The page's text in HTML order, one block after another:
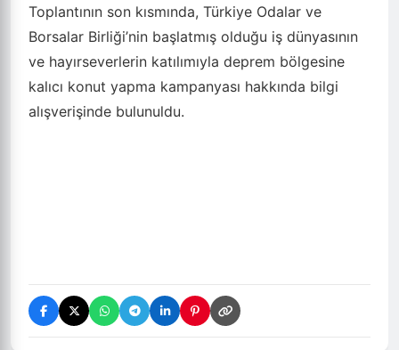
Toplantının son kısmında, Türkiye Odalar ve
Borsalar Birliği’nin başlatmış olduğu iş dünyasının
ve hayırseverlerin katılımıyla deprem bölgesine
kalıcı konut yapma kampanyası hakkında bilgi
alışverişinde bulunuldu.